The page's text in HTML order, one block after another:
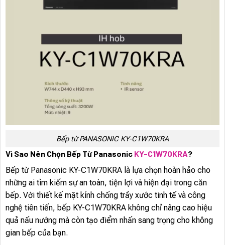
Bếp từ PANASONIC KY-C1W70KRA
Vì Sao Nên Chọn Bếp Từ Panasonic KY-C1W70KRA?
Bếp từ Panasonic KY-C1W70KRA là lựa chọn hoàn hảo cho
những ai tìm kiếm sự an toàn, tiện lợi và hiện đại trong căn
bếp. Với thiết kế mặt kính chống trầy xước tinh tế và công
nghệ tiên tiến, bếp KY-C1W70KRA không chỉ nâng cao hiệu
quả nấu nướng mà còn tạo điểm nhấn sang trọng cho không
gian bếp của bạn.